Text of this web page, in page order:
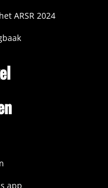
ARSR 2024
app